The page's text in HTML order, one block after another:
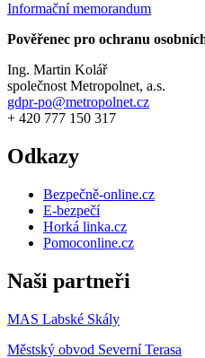
Informační memorandum
Pověřenec pro ochranu
Ing. Martin Kolář
společnost Metropolnet, a.s.
gdpr-po@metropolnet.cz
+ 420 777 150 317
Odkazy
Bezpečně-online.cz
E-bezpečí
Horká linka.cz
Pomoconline.cz
Naši partneři
MAS Labské Skály
Městský obvod Severní Terasa